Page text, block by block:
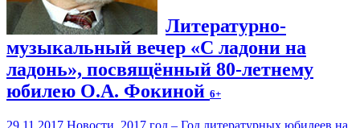
Литературно-
музыкальный вечер «С ладони на
ладонь», посвящённый 80-летнему
юбилею О.А. Фокиной 6+
29.11.2017 Новости 2017 год – Год литературных юбилеев на